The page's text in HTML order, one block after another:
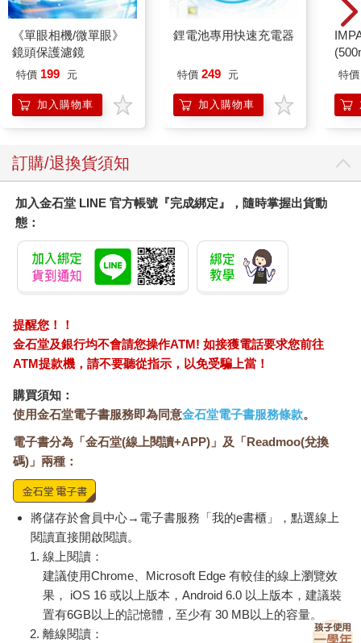
《單眼相機/微單眼》
鏡頭保護濾鏡
特價 199 元
加入購物車
鋰電池專用快速充電器
特價 249 元
加入購物車
特價
訂購/退換貨須知
加入金石堂 LINE 官方帳號『完成綁定』，隨時掌握出貨動
態：
提醒您！！
金石堂及銀行均不會請您操作ATM! 如接獲電話要求您前往
ATM提款機，請不要聽從指示，以免受騙上當！
購買須知：
使用金石堂電子書服務即為同意金石堂電子書服務條款。
電子書分為「金石堂(線上閱讀+APP)」及「Readmoo(兌換
碼)」兩種：
將儲存於會員中心→電子書服務「我的e書櫃」，點選線上
閱讀直接開啟閱讀。
線上閱讀：
建議使用Chrome、Microsoft Edge 有較佳的線上瀏覽效
果， iOS 16 或以上版本，Android 6.0 以上版本，建議裝
置有6GB以上的記憶體，至少有 30 MB以上的容量。
離線閱讀：